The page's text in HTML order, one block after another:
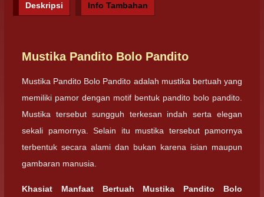
Deskripsi Info Tambahan
Mustika Pandito Bolo Pandito
Mustika Pandito Bolo Pandito adalah mustika bertuah yang
memiliki pamor dengan motif bentuk pandito bolo pandito.
Mustika tersebut sungguh terkesan indah serta elegan
sekali pamornya. Selain itu mustika tersebut pamornya
terbentuk secara alami dan bukan karena isian maupun
gambaran manusia.
Khasiat Manfaat Bertuah Mustika Pandito Bolo